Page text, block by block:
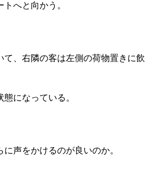
へと向かう。
、右隣の客は左側の荷物置きに飲
になっている。
声をかけるのが良いのか。